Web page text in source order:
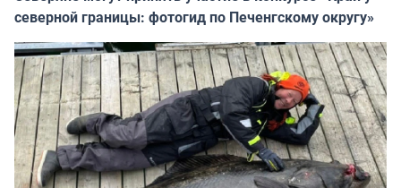
северной границы: фотогид по Печенгскому округу»